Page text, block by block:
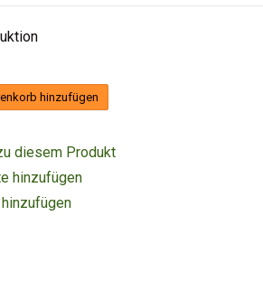
hinzufügen
diesem Produkt
hinzufügen